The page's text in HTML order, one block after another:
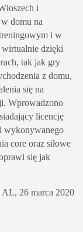
i
domu na
i w
dzięki
tak jak gry
z domu,
się na
Wprowadzono
licencję
wykonywanego
core oraz siłowe
się jak
AL, 26 marca 2020